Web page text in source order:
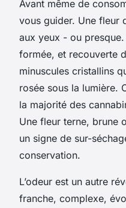
Avant même de
vous guider. Une fleur
aux yeux - ou
formée, et recouverte
minuscules cristallins
rosée sous la lumière.
la majorité des
Une fleur terne, brune
un signe de sur-
conservation.
L’odeur est un autre
franche, complexe,